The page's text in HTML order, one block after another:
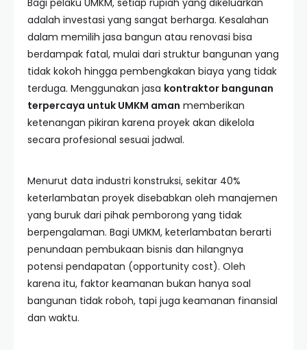
Bagi pelaku UMKM, setiap rupiah yang dikeluarkan
adalah investasi yang sangat berharga. Kesalahan
dalam memilih jasa bangun atau renovasi bisa
berdampak fatal, mulai dari struktur bangunan yang
tidak kokoh hingga pembengkakan biaya yang tidak
terduga. Menggunakan jasa kontraktor bangunan
terpercaya untuk UMKM aman memberikan
ketenangan pikiran karena proyek akan dikelola
secara profesional sesuai jadwal.
Menurut data industri konstruksi, sekitar 40%
keterlambatan proyek disebabkan oleh manajemen
yang buruk dari pihak pemborong yang tidak
berpengalaman. Bagi UMKM, keterlambatan berarti
penundaan pembukaan bisnis dan hilangnya
potensi pendapatan (opportunity cost). Oleh
karena itu, faktor keamanan bukan hanya soal
bangunan tidak roboh, tapi juga keamanan finansial
dan waktu.